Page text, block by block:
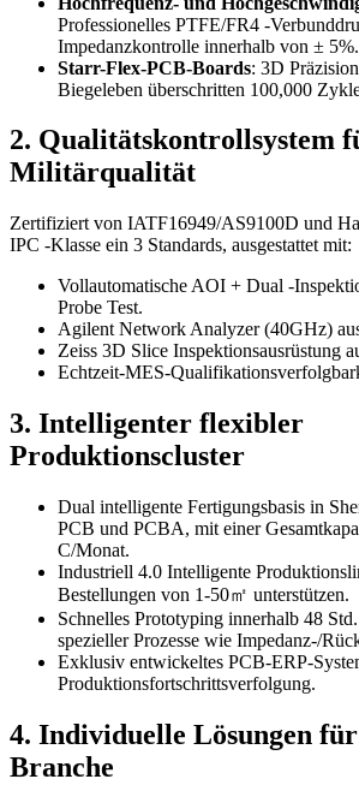
Professionelles PTFE/FR4 -
Impedanzkontrolle innerhalb von ± 5%.
Starr-Flex-PCB-Boards: 3D
Biegeleben überschritten 100,000
2. Qualitätskontrollsystem
Militärqualität
Zertifiziert von IATF16949/AS9100D und
IPC -Klasse ein 3 Standards, ausgestattet mit:
Vollautomatische AOI + Dual -
Probe Test.
Agilent Network Analyzer (40GHz)
Zeiss 3D Slice Inspektionsausrüstung
Echtzeit-MES-
3. Intelligenter flexibler
Produktionscluster
Dual intelligente Fertigungsbasis in
PCB und PCBA, mit einer
C/Monat.
Industriell 4.0 Intelligente
Bestellungen von 1-50㎡ unterstützen.
Schnelles Prototyping innerhalb 48
spezieller Prozesse wie Impedanz-/
Exklusiv entwickeltes PCB-ERP-
Produktionsfortschrittsverfolgung.
4. Individuelle Lösungen
Branche